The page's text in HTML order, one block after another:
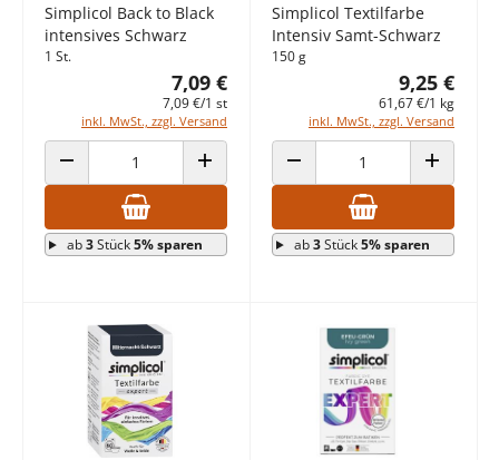
Simplicol Back to Black
intensives Schwarz
1 St.
7,09 €
7,09 €/1 st
inkl. MwSt., zzgl. Versand
ANZAHL VERRINGERN ANZAHL ERHÖHEN
ab3Stück5% sparen
Simplicol Textilfarbe
Intensiv Samt-Schwarz
150 g
9,25 €
61,67 €/1 kg
inkl. MwSt., zzgl. Versand
ANZAHL VERRINGERN ANZAHL
ab3Stück5% sparen